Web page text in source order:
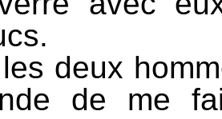
deux
de me